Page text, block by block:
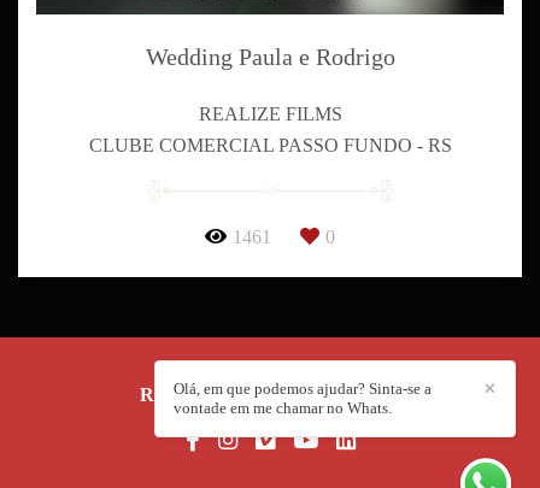
Wedding Paula e Rodrigo
REALIZE FILMS
CLUBE COMERCIAL PASSO FUNDO - RS
1461 0
REALIZE FILMS/CONTATO ✕
Olá, em que podemos ajudar? Sinta-se a
vontade em me chamar no Whats.